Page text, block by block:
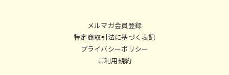
メルマガ会員登録
特定商取引法に基づく表記
プライバシーポリシー
ご利用規約